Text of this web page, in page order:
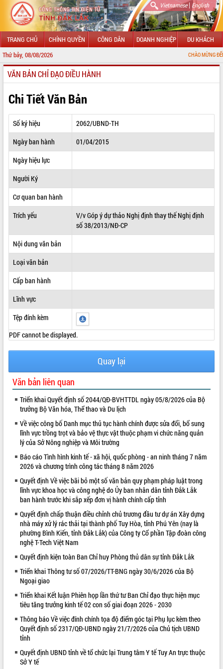
Vietnamese| English
TRANG CHỦ CHÍNH QUYỀN CÔNG DÂN DOANH NGHIỆP DU KHÁCH
Thứ bảy, 08/08/2026 CHÀO MỪNG ĐẾN VỚI
GIỚI THIỆU
LÃNH ĐẠO UBND TỈNH
TIN TỨC SỰ KIỆN
SỞ, BAN, NGÀNH
THÔNG TIN CHỈ ĐẠO ĐIỀU HÀNH
HỆ THỐNG VĂN BẢN
VĂN BẢN HĐND TỈNH
ĐIỂM TIN VĂN BẢN
VIDEO
Khám bệnh, cấp phát thuốc miễn phí
và tặng quà người dân xã Cư Pui
Hội nghị UBND tỉnh Đắk Lắk thường kỳ
tháng 7/2026
Lễ truy tặng danh hiệu “Bà Mẹ Việt
Nam Anh hùng” và trao Huân chương
Lao động
UBND tỉnh Đắk Lắk triển khai nhiệm
Kỳ họp thứ Hai, Hội đồng nhân dân
ALBUM ẢNH
VĂN BẢN CHỈ ĐẠO ĐIỀU HÀNH
Chi Tiết Văn Bản
Số ký hiệu
2062/UBND-TH
Ngày ban hành
01/04/2015
Ngày hiệu lực
Người Ký
Cơ quan ban hành
Trích yếu
V/v Góp ý dự thảo Nghị định thay thế Nghị định
số 38/2013/NĐ-CP
Nội dung văn bản
Loại văn bản
Cấp ban hành
Lĩnh vực
Tệp đính kèm
PDF cannot be displayed.
Quay lại
Văn bản liên quan
Triển khai Quyết định số 2044/QĐ-BVHTTDL ngày 05/8/2026 của Bộ
trưởng Bộ Văn hóa, Thể thao và Du lịch
Về việc công bố Danh mục thủ tục hành chính được sửa đổi, bổ sung
lĩnh vực trồng trọt và bảo vệ thực vật thuộc phạm vi chức năng quản
lý của Sở Nông nghiệp và Môi trường
Báo cáo Tình hình kinh tế - xã hội, quốc phòng - an ninh tháng 7 năm
2026 và chương trình công tác tháng 8 năm 2026
Quyết định Về việc bãi bỏ một số văn bản quy phạm pháp luật trong
lĩnh vực khoa học và công nghệ do Ủy ban nhân dân tỉnh Đắk Lắk
ban hành trước khi sắp xếp đơn vị hành chính cấp tỉnh
Quyết định chấp thuận điều chỉnh chủ trương đầu tư dự án Xây dựng
nhà máy xử lý rác thải tại thành phố Tuy Hòa, tỉnh Phú Yên (nay là
phường Bình Kiến, tỉnh Đắk Lắk) của Công ty Cổ phần Tập đoàn công
nghệ T-Tech Việt Nam
Quyết định kiện toàn Ban Chỉ huy Phòng thủ dân sự tỉnh Đắk Lắk
Triển khai Thông tư số 07/2026/TT-BNG ngày 30/6/2026 của Bộ
Ngoại giao
Triển khai Kết luận Phiên họp lần thứ tư Ban Chỉ đạo thực hiện mục
tiêu tăng trưởng kinh tế 02 con số giai đoạn 2026 - 2030
Thông báo Về việc đính chính tọa độ điểm góc tại Phụ lục kèm theo
Quyết định số 2317/QĐ-UBND ngày 21/7/2026 của Chủ tịch UBND
tỉnh
Quyết định UBND tỉnh về tổ chức lại Trung tâm Y tế Tuy An trực thuộc
Sở Y tế